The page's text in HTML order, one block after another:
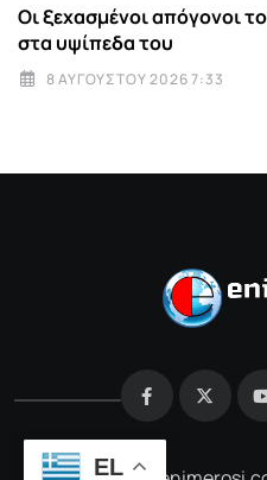
Οι ξεχασμένοι απόγονοι
στα υψίπεδα του
8 ΑΥΓΟΎΣΤΟΥ 2026 7:33
EL